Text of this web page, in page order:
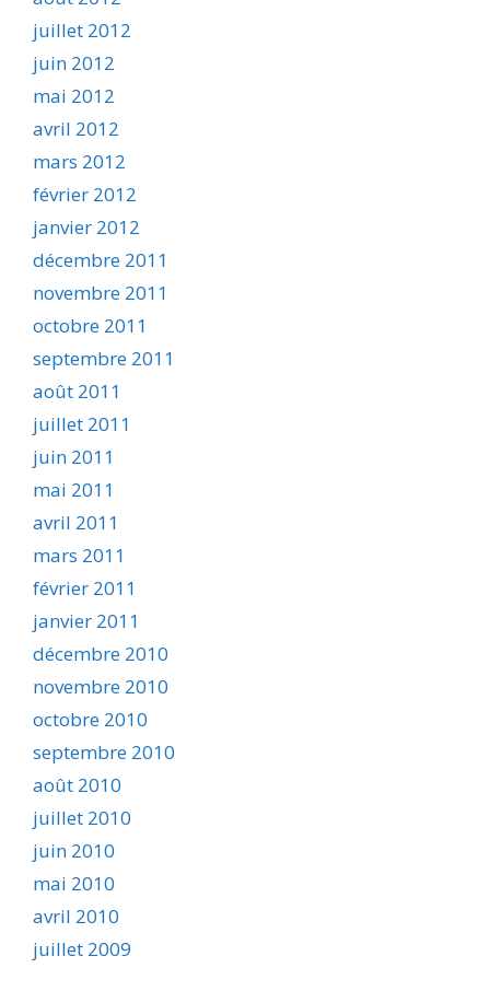
juillet 2012
juin 2012
mai 2012
avril 2012
mars 2012
février 2012
janvier 2012
décembre 2011
novembre 2011
octobre 2011
septembre 2011
août 2011
juillet 2011
juin 2011
mai 2011
avril 2011
mars 2011
février 2011
janvier 2011
décembre 2010
novembre 2010
octobre 2010
septembre 2010
août 2010
juillet 2010
juin 2010
mai 2010
avril 2010
juillet 2009